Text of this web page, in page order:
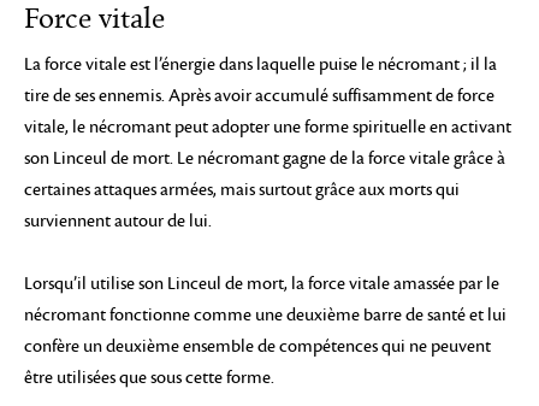
Force vitale
La force vitale est l’énergie dans laquelle puise le nécromant ; il la
tire de ses ennemis. Après avoir accumulé suffisamment de force
vitale, le nécromant peut adopter une forme spirituelle en activant
son Linceul de mort. Le nécromant gagne de la force vitale grâce à
certaines attaques armées, mais surtout grâce aux morts qui
surviennent autour de lui.
Lorsqu’il utilise son Linceul de mort, la force vitale amassée par le
nécromant fonctionne comme une deuxième barre de santé et lui
confère un deuxième ensemble de compétences qui ne peuvent
être utilisées que sous cette forme.